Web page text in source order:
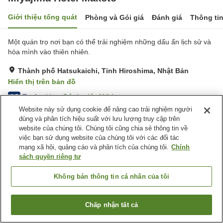
Giới thiệu tổng quát Phòng và Gói giá Đánh giá Thông
Một quán trọ nơi bạn có thể trải nghiệm những dấu ấn lịch sử và
hòa mình vào thiên nhiên.
Thành phố Hatsukaichi, Tỉnh Hiroshima, Nhật Bản
Hiển thị trên bản đồ
4.3 Tuyệt vời Đánh giá:116lượt
Tiện nghi chỗ nghỉ
Bãi đỗ xe
Xông hơi
Cafe
Máy bán hàng tự động
Nhật Bản Tỉnh Hiroshima
Thành phố Hatsukaichi
Miyajima Hotel Makoto
Tìm phòng trống
Website này sử dụng cookie để nâng cao trải nghiệm người
dùng và phân tích hiệu suất với lưu lượng truy cập trên
website của chúng tôi. Chúng tôi cũng chia sẻ thông tin về
việc bạn sử dụng website của chúng tôi với các đối tác
mạng xã hội, quảng cáo và phân tích của chúng tôi. Chính
sách quyền riêng tư
Không bán thông tin cá nhân của tôi
Chấp nhận tất cả